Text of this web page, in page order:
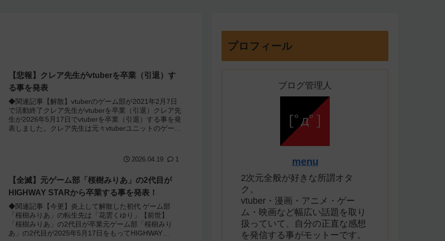
【悲報】クレア先生がvtuberを卒業（引退）す
る事を発表
◆関連記事【解散】vtuberのゲーム部が2021年2月7日
で活動終了クレア先生がvtuberを卒業（引退）クレア先
生が2026年5月17日でvtuberを卒業（引退）する事を発
表しました。クレア先生は元々vtuberユニットのゲーム
2026.04.19 1
【全滅】元ゲーム部「桜樹みりあ」の2代目が
HIGHWAY STARから卒業する事を発表！
◆関連記事【今更】炎上して解散した初代 ゲーム部
「桜樹みりあ」の転生先は「花雲くゆり」【前世】
「桜樹みりあ」の2代目が卒業元ゲーム部「桜樹みり
あ」の2代目が2025年5月17日をもってHIGHWAY
プロフィール
ブログ管理人
menu
2次元全般が好きな所謂オタ
ク。
vtuber・漫画・アニメ・ゲー
ム・映画など幅広い話題を取り
扱っていて、自分の正直な感想
を発信する事がモットーです。